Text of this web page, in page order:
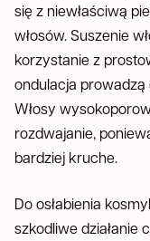
się z niewłaściwą
włosów. Suszenie
korzystanie z
ondulacja
Włosy
rozdwajanie,
bardziej kruche.
Do osłabienia
szkodliwe działanie